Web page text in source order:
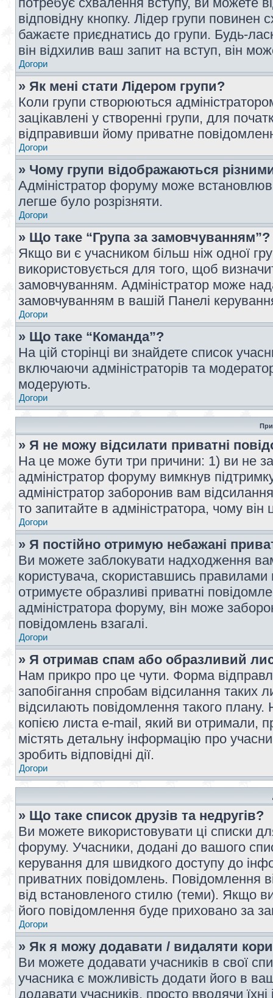
відповідну кнопку. Лідер групи
бажаєте приєднатись до групи. Будь-
він відхилив ваш запит на вступ, він
Догори
» Як мені стати Лідером групи?
Коли групи створюються
зацікавлені у створенні групи, для
відправивши йому приватне
Догори
» Чому групи відображаються
Адміністратор форуму може
легше було розрізняти.
Догори
» Що таке “Група за замовчуванням”?
Якщо ви є учасником більш ніж одної
використовується для того, щоб
замовчуванням. Адміністратор може
замовчуванням в вашій Панелі
Догори
» Що таке “Команда”?
На цій сторінці ви знайдете список
включаючи адміністраторів та
модерують.
Догори
» Я не можу відсилати приватні
На це може бути три причини: 1) ви не
адміністратор форуму вимкнув
адміністратор заборонив вам
то запитайте в адміністратора, чому він
Догори
» Я постійно отримую небажані
Ви можете заблокувати надходження
користувача, скориставшись
отримуєте образливі приватні
адміністратора форуму, він може
повідомлень взагалі.
Догори
» Я отримав спам або образливий
Нам прикро про це чути. Форма
запобігання спробам відсилання таких
відсилають повідомлення такого
копією листа e-mail, який ви отримали,
містять детальну інформацію про
зробить відповідні дії.
Догори
» Що таке список друзів та недругів?
Ви можете використовувати ці списки
форуму. Учасники, додані до вашого
керування для швидкого доступу до
приватних повідомлень. Повідомлення
від встановленого стилю (теми). Якщо
його повідомлення буде приховано за
Догори
» Як я можу додавати / видаляти
Ви можете додавати учасників в свої
учасника є можливість додати його в
додавати учасників, просто вводячи